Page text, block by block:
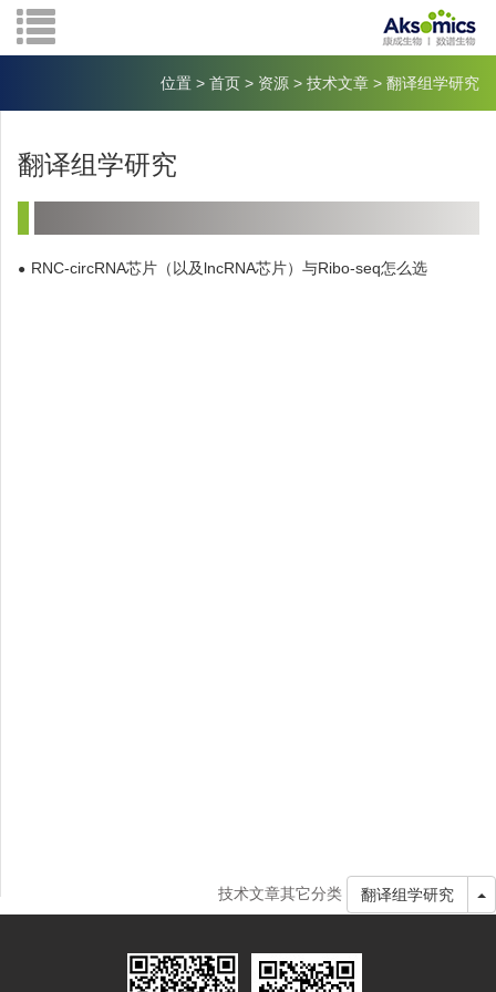
位置 > 首页 > 资源 > 技术文章 > 翻译组学研究
翻译组学研究
RNC-circRNA芯片（以及lncRNA芯片）与Ribo-seq怎么选
技术文章其它分类 翻译组学研究